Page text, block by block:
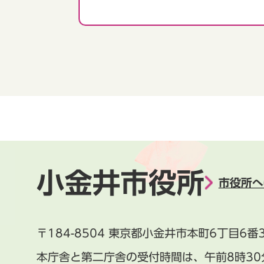
小金井市役所 市役所
〒184-8504 東京都小金井市本町6丁目6番
本庁舎と第二庁舎の受付時間は、 午前8時30